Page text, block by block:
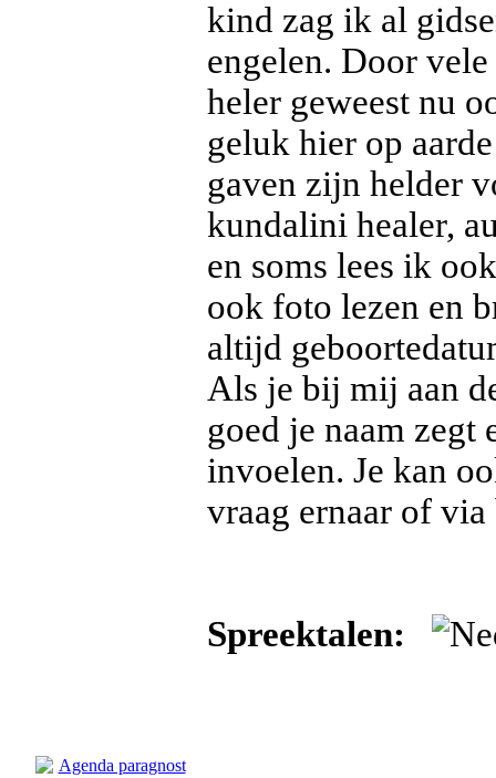
kind zag ik al
engelen. Door
heler geweest nu
geluk hier op
gaven zijn helder
kundalini healer,
en soms lees ik
ook foto lezen en
altijd
Als je bij mij aan
goed je naam zegt
invoelen. Je kan
vraag ernaar of
Spreektalen: